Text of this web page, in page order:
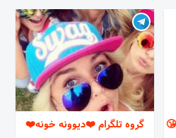
گروه تلگرام ❤️دیوونه خونه❤️